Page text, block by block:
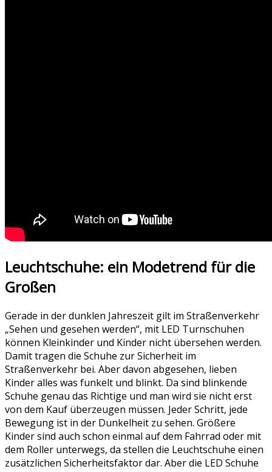
Leuchtschuhe: ein Modetrend für die
Großen
Gerade in der dunklen Jahreszeit gilt im Straßenverkehr
„Sehen und gesehen werden“, mit LED Turnschuhen
können Kleinkinder und Kinder nicht übersehen werden.
Damit tragen die Schuhe zur Sicherheit im
Straßenverkehr bei. Aber davon abgesehen, lieben
Kinder alles was funkelt und blinkt. Da sind blinkende
Schuhe genau das Richtige und man wird sie nicht erst
von dem Kauf überzeugen müssen. Jeder Schritt, jede
Bewegung ist in der Dunkelheit zu sehen. Größere
Kinder sind auch schon einmal auf dem Fahrrad oder mit
dem Roller unterwegs, da stellen die Leuchtschuhe einen
zusätzlichen Sicherheitsfaktor dar. Aber die LED Schuhe